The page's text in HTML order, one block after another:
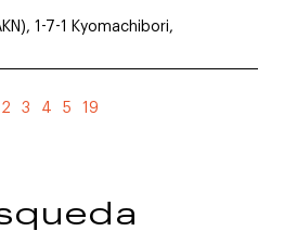
1-7-1 Kyomachibori,
2 3 4 5 19